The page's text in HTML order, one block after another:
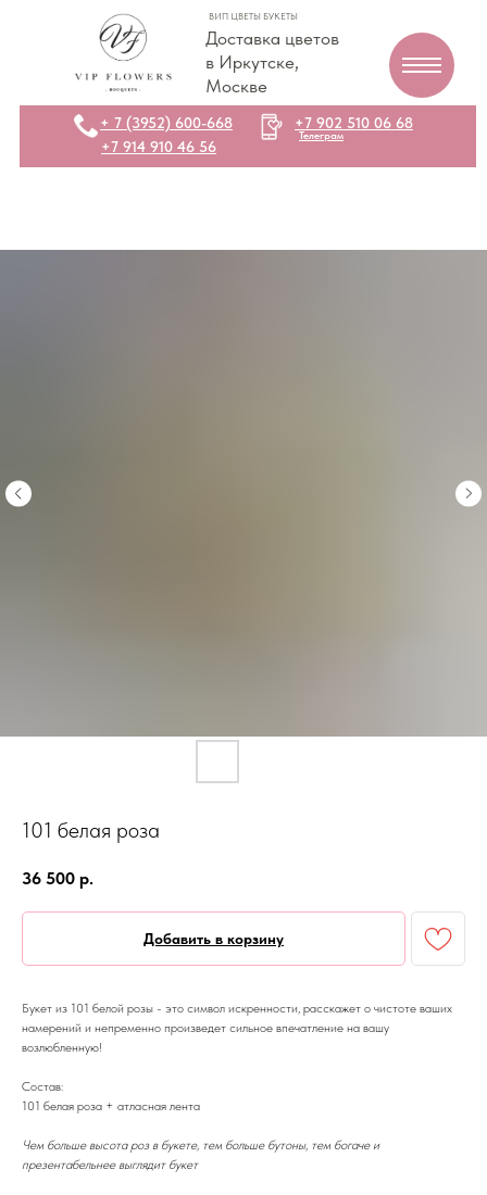
Доставка цветов
в Иркутске,
Москве
ВИП ЦВЕТЫ БУКЕТЫ
+7 914 910 46 56
+7 902 510 06 68
Телеграм
+ 7 (3952) 600-668
101 белая роза
36 500 р.
Добавить в корзину
Букет из 101 белой розы - это символ искренности, расскажет о чистоте ваших
намерений и непременно произведет сильное впечатление на вашу
возлюбленную!
Состав:
101 белая роза + атласная лента
Чем больше высота роз в букете, тем больше бутоны, тем богаче и
презентабельнее выглядит букет